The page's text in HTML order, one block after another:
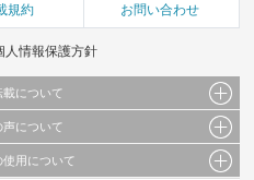
規約 お問い合わせ
人情報保護方針
載について
、イラスト、画像データ等）及びこれらの配
複製などの二次利用を行うことは固く禁じて
声について
スの利用者が提出された見解・感想です。
使用について